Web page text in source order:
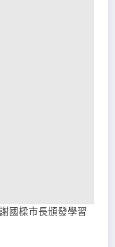
國樑市長頒發學習